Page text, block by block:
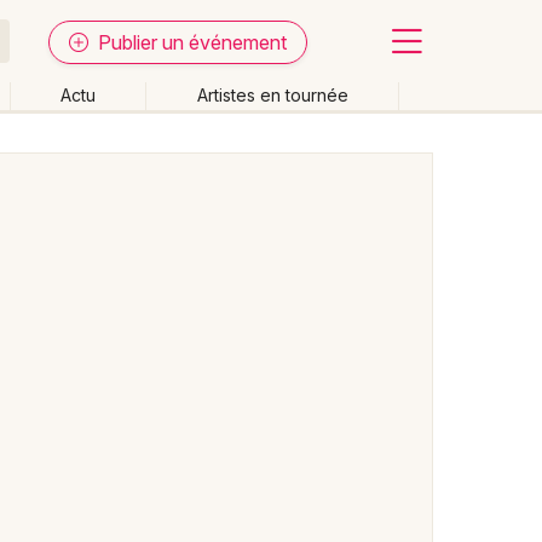
Publier un événement
Actu Artistes en tournée